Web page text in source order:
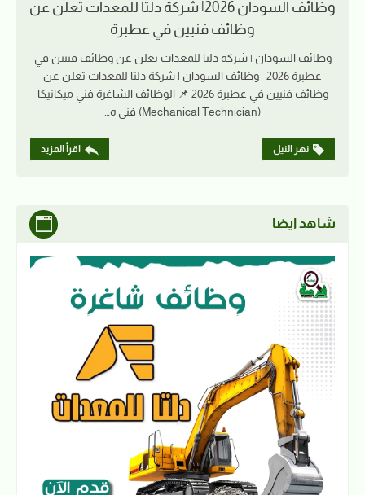
وظائف السودان 2026| شركة دلتا للمعدات تعلن عن
وظائف فنيين في عطبرة
وظائف السودان | شركة دلتا للمعدات تعلن عن وظائف فنيين في
عطبرة 2026 وظائف السودان | شركة دلتا للمعدات تعلن عن
وظائف فنيين في عطبرة 2026 📌 الوظائف الشاغرة فني ميكانيكا
(Mechanical Technician) فني ه…
نهر النيل اقرأ المزيد
شاهد ايضا